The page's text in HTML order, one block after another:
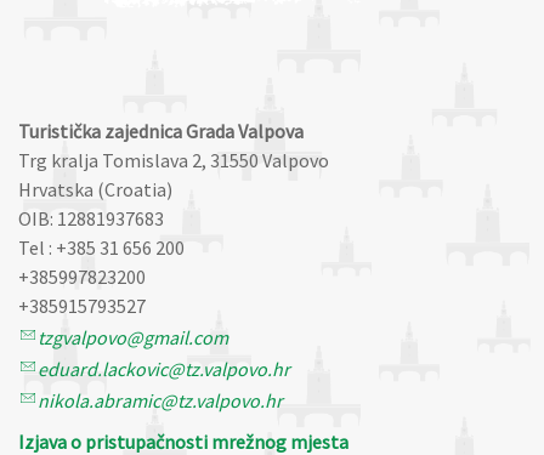
Turistička zajednica Grada Valpova
Trg kralja Tomislava 2, 31550 Valpovo
Hrvatska (Croatia)
OIB: 12881937683
Tel : +385 31 656 200
+385997823200
+385915793527
tzgvalpovo@gmail.com
eduard.lackovic@tz.valpovo.hr
nikola.abramic@tz.valpovo.hr
Izjava o pristupačnosti mrežnog mjesta